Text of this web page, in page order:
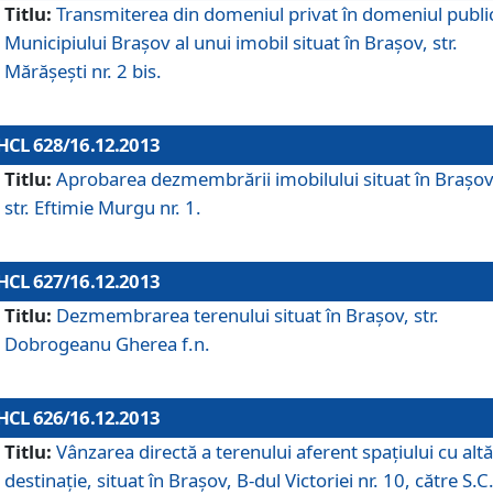
Titlu: Transmiterea din domeniul privat în domeniul
Municipiului Braşov al unui imobil situat în Braşov, str.
Mărăşeşti nr. 2 bis.
628/16.12.2013
Titlu: Aprobarea dezmembrării imobilului situat în
str. Eftimie Murgu nr. 1.
627/16.12.2013
Titlu: Dezmembrarea terenului situat în Braşov, str.
Dobrogeanu Gherea f.n.
626/16.12.2013
Titlu: Vânzarea directă a terenului aferent spaţiului cu altă
destinaţie, situat în Braşov, B-dul Victoriei nr. 10, către S.C.